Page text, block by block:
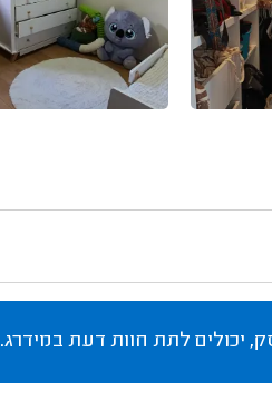
יכולים לתת חוות דעת במידרג.